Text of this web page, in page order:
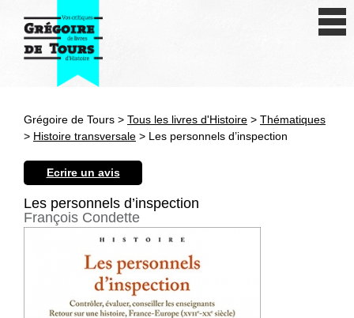
Antiquité
Epoque moderne
XXe siècle
Autres civilisations
Grégoire de Tours > Tous les livres d'Histoire > Thématiques
> Histoire transversale > Les personnels d’inspection
Ecrire un avis
Les personnels d’inspection
François Condette